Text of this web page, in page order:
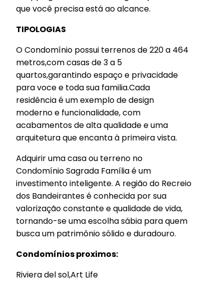
que você precisa está ao alcance.
TIPOLOGIAS
O Condomínio possui terrenos de 220 a 464
metros,com casas de 3 a 5
quartos,garantindo espaço e privacidade
para voce e toda sua familia.Cada
residência é um exemplo de design
moderno e funcionalidade, com
acabamentos de alta qualidade e uma
arquitetura que encanta à primeira vista.
Adquirir uma casa ou terreno no
Condomínio Sagrada Família é um
investimento inteligente. A região do Recreio
dos Bandeirantes é conhecida por sua
valorização constante e qualidade de vida,
tornando-se uma escolha sábia para quem
busca um patrimônio sólido e duradouro.
Condomínios proximos:
Riviera del sol,Art Life